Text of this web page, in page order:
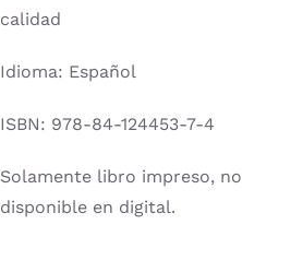
calidad
Idioma: Español
ISBN: 978-84-124453-7-4
Solamente libro impreso, no
disponible en digital.